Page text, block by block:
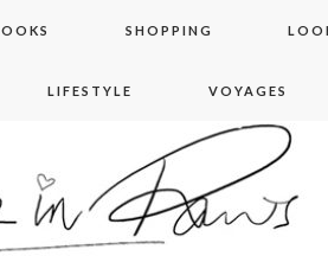
SHOPPING
LIFESTYLE VOYAGES